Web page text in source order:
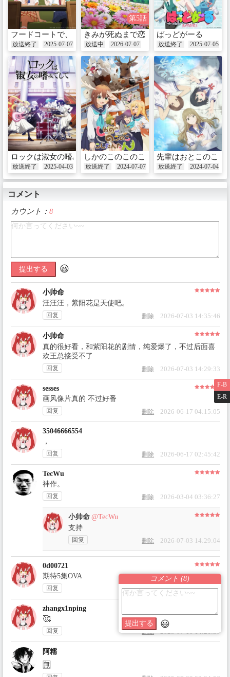
フードコートで、また明日。
放送終了 2025-07-07
第5話
きみが死ぬまで恋をしたい
放送中 2026-07-07
ばっどがーる
放送終了 2025-07-05
ロックは淑女の嗜みでして
放送終了 2025-04-03
しかのこのこのここしたんたん
放送終了 2024-07-07
先輩はおとこのこ
放送終了 2024-07-04
コメント
カウント： 8
提出する 😃
小帅命
汪汪汪，紫阳花是天使吧。
回复 删除 2026-07-03 14:35:46
小帅命
真的很好看，和紫阳花的剧情，纯爱爆了，不过后面喜
欢王总接受不了
回复 删除 2026-07-03 14:29:33
sesses
画风像片真的 不过好番
回复 删除 2026-06-17 04:15:05
35046666554
，
回复 删除 2026-06-17 02:45:42
TecWu
神作。
回复 删除 2026-03-04 03:36:27
小帅命 @TecWu
支持
回复 删除 2026-07-03 14:29:04
0d00721
期待5集OVA
回复 删除 2025-09-23 14:40:37
zhangx1nping
🥰
回复 删除 2025-07-10 14:21:30
阿糯
🈚
コメント (8)
提出する 😃
F-B
E-R